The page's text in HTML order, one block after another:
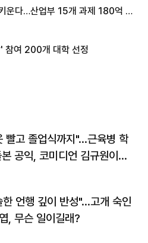
운다…산업부 15개 과제 180억 지
참여 200개 대학 선정
빨고 졸업식까지"…근육병 학
공익, 코미디언 김규원이었
한 언행 깊이 반성"…고개 숙인
, 무슨 일이길래?